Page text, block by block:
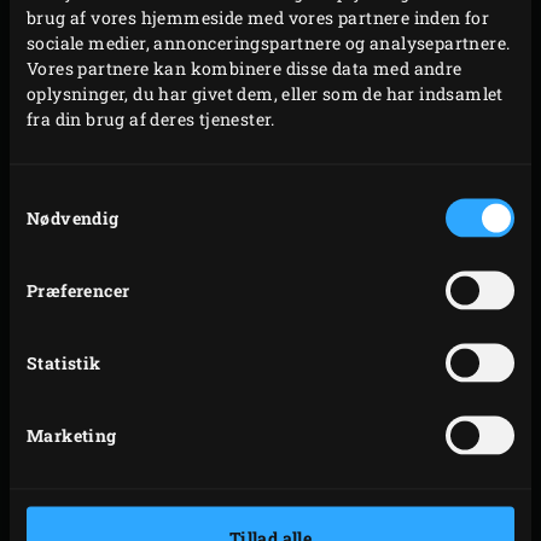
brug af vores hjemmeside med vores partnere inden for
sociale medier, annonceringspartnere og analysepartnere.
Vores partnere kan kombinere disse data med andre
oplysninger, du har givet dem, eller som de har indsamlet
fra din brug af deres tjenester.
Nødvendig
Præferencer
Statistik
Marketing
EN KAMADO GRILL?
Big Green Egg – du får også et kæmpe temperaturområde
endnu varmere, men det er I virkeligheden aldrig
indflydelse på tætningslisterne omkring låg og base. Vil
dette vil tillade ilten I luften I arbejde med dine kul og vil